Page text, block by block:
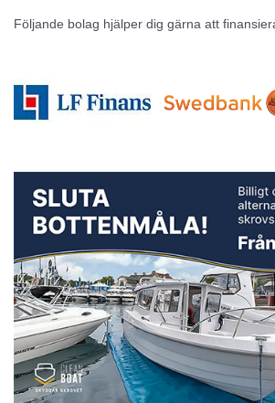
Följande bolag hjälper dig gärna att